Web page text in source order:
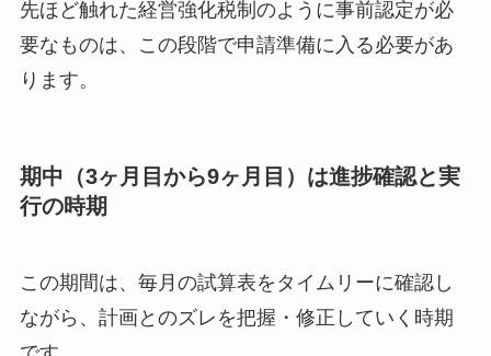
先ほど触れた経営強化税制のように事前認定が必
要なものは、この段階で申請準備に入る必要があ
ります。
期中（3ヶ月目から9ヶ月目）は進捗確認と実
行の時期
この期間は、毎月の試算表をタイムリーに確認し
ながら、計画とのズレを把握・修正していく時期